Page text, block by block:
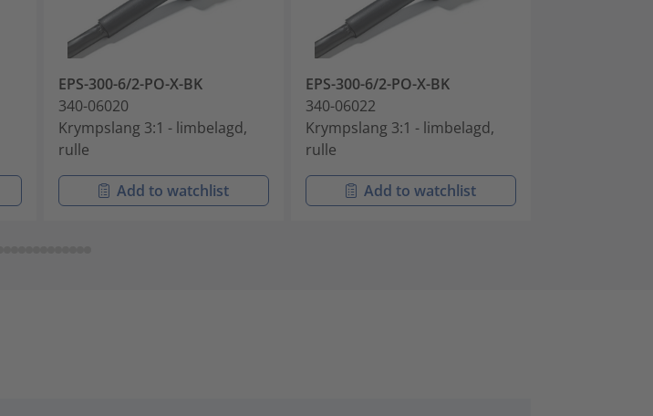
EPS-300-6/2-PO-X-BK
340-06020
Krympslang 3:1 - limbelagd,
rulle
Add to watchlist
EPS-300-6/2-PO-X-BK
340-06022
Krympslang 3:1 - limbelagd,
rulle
Add to watchlist